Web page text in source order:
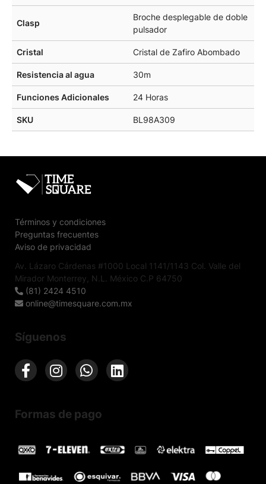
Clasp
Broche desplegable de doble
pulsador
Cristal Cristal de Zafiro Abombado
Resistencia al agua 30m
Funciones Adicionales 24 Horas
SKU BL98A309
Términos y condiciones
Preguntas frecuentes
Aviso de privacidad
Av. Lázaro Cárdenas #1000 Local 1141/1143 Col. Valle del
Mirador Monterrey, N.L. México C.P 64750
(81) 2424 4510
online@timesquare.com.mx
Síguenos
Formas de pago